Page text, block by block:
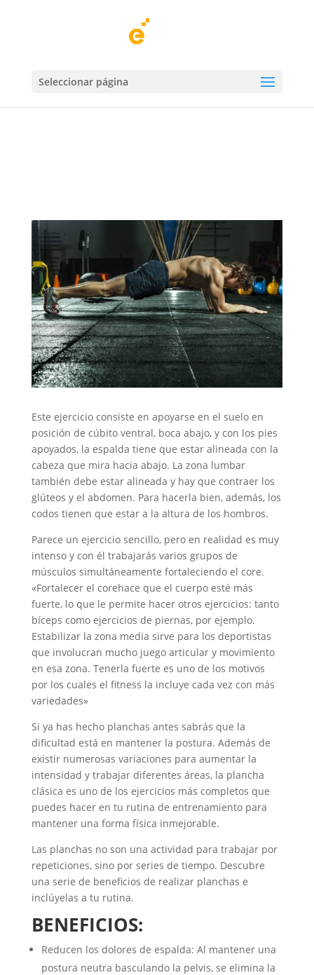
Seleccionar página
porCentro Deportivo Élite
Este ejercicio consiste en apoyarse en el suelo en
posición de cúbito ventral, boca abajo, y con los pies
apoyados, la espalda tiene que estar alineada con la
cabeza que mira hacia abajo. La zona lumbar
también debe estar alineada y hay que contraer los
glúteos y el abdomen. Para hacerla bien, además, los
codos tienen que estar a la altura de los hombros.
Parece un ejercicio sencillo, pero en realidad es muy
intenso y con él trabajarás varios grupos de
músculos simultáneamente fortaleciendo el core.
«Fortalecer el corehace que el cuerpo esté más
fuerte, lo que le permite hacer otros ejercicios: tanto
bíceps como ejercicios de piernas, por ejemplo.
Estabilizar la zona media sirve para los deportistas
que involucran mucho juego articular y movimiento
en esa zona. Tenerla fuerte es uno de los motivos
por los cuales el fitness la incluye cada vez con más
variedades»
Si ya has hecho planchas antes sabrás que la
dificultad está en mantener la postura. Además de
existir numerosas variaciones para aumentar la
intensidad y trabajar diferentes áreas, la plancha
clásica es uno de los ejercicios más completos que
puedes hacer en tu rutina de entrenamiento para
mantener una forma física inmejorable.
Las planchas no son una actividad para trabajar por
repeticiones, sino por series de tiempo. Descubre
una serie de beneficios de realizar planchas e
inclúyelas a tu rutina.
BENEFICIOS:
Reducen los dolores de espalda: Al mantener una
postura neutra basculando la pelvis, se elimina la